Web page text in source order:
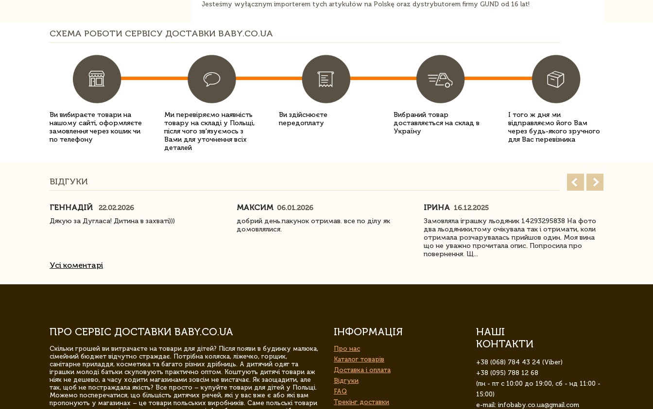
Jesteśmy wyłącznym importerem tych artykułów na Polskę oraz dystrybutorem firmy GUND od 16 lat!
СХЕМА РОБОТИ СЕРВІСУ ДОСТАВКИ BABY.CO.UA
Ви вибираєте товари на
нашому сайті, оформляєте
замовлення через кошик чи
по телефону
Ми перевіряємо наявність
товару на складі у Польщі,
після чого зв'язуємось з
Вами для уточнення всіх
деталей
Ви здійснюєте
передоплату
Вибраний товар
доставляється на склад в
Україну
І того ж дня ми
відправляємо його Вам
через будь-якого зручного
для Вас перевізника
ВІДГУКИ
ГЕННАДІЙ
22.02.2026
Дякую за Дугласа! Дитина в захваті)))
МАКСИМ 06.01.2026
добрий день.пакунок отримав. все по ділу як
домовлялися.
ІРИНА 16.12.2025
Замовляла іграшку льодяник 14293295838 На фото
два льодяники,тому очікувала так і отримати, коли
отримала розчарувалась прийшов один. Моя вина
що не уважно прочитала опис. Попросила про
повернення. Щ...
Усі коментарі
ПРО СЕРВІС ДОСТАВКИ BABY.CO.UA
Скільки грошей ви витрачаєте на товари для дітей? Після появи в будинку малюка,
сімейний бюджет відчутно страждає. Потрібна коляска, ліжечко, горщик,
санітарне приладдя, косметика та багато різних дрібниць. А дитячий одяг та
іграшки молоді батьки скуповують практично оптом. Коштують дитячі товари аж
ніяк не дешево, а часу ходити магазинами зовсім не вистачає. Як заощадити, але
так, щоб не постраждала якість? Все просто – купуйте товари для дітей у Польщі.
Можемо посперечатися, що більшість дитячих речей, які у вас вже є або які вам
пропонують у магазинах – це товари польських виробників. Саме польські товари
ІНФОРМАЦІЯ
Про нас
Каталог товарів
Доставка і оплата
Відгуки
FAQ
Трекінг доставки
НАШІ
КОНТАКТИ
+38 (068) 784 43 24 (Viber)
+38 (095) 788 12 68
(пн - пт с 10:00 до 19:00, сб - нд 11:00 -
15:00)
e-mail: infobaby.co.ua@gmail.com